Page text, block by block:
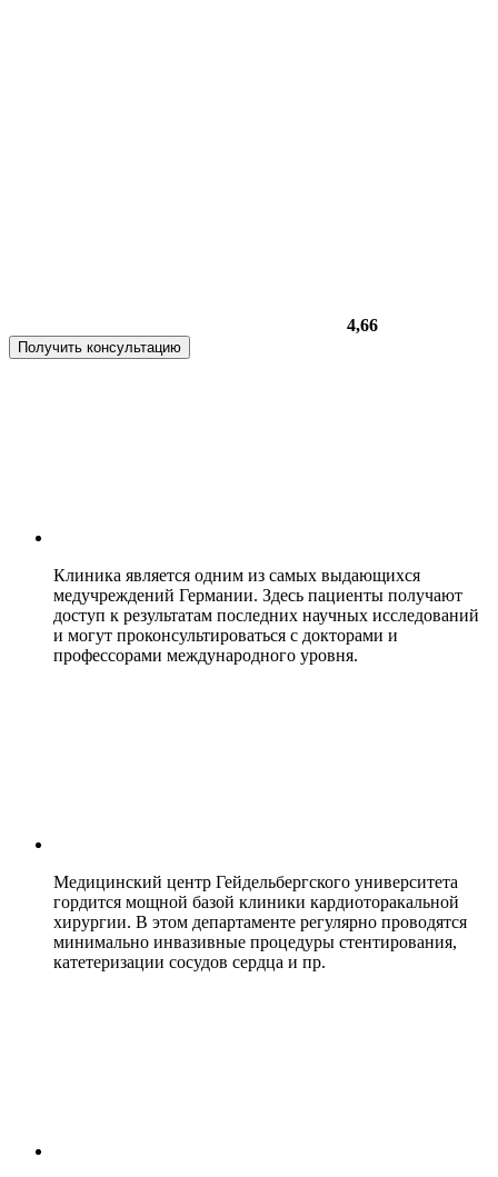
4,66
Получить консультацию
Клиника является одним из самых выдающихся
медучреждений Германии. Здесь пациенты получают
доступ к результатам последних научных исследований
и могут проконсультироваться с докторами и
профессорами международного уровня.
Медицинский центр Гейдельбергского университета
гордится мощной базой клиники кардиоторакальной
хирургии. В этом департаменте регулярно проводятся
минимально инвазивные процедуры стентирования,
катетеризации сосудов сердца и пр.